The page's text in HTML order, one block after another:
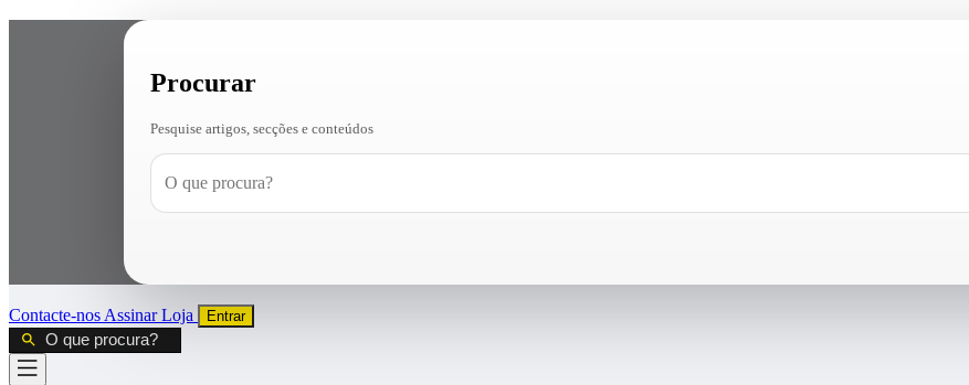
Procurar
Pesquise artigos, secções e conteúdos
Contacte-nos AssinarLoja Entrar